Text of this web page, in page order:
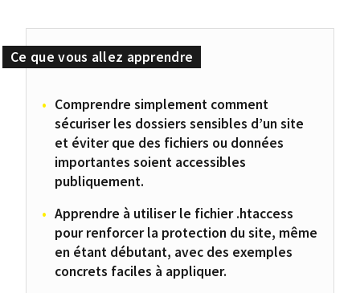
Comprendre simplement comment
sécuriser les dossiers sensibles d’un site
et éviter que des fichiers ou données
importantes soient accessibles
publiquement.
Apprendre à utiliser le fichier .htaccess
pour renforcer la protection du site, même
en étant débutant, avec des exemples
concrets faciles à appliquer.